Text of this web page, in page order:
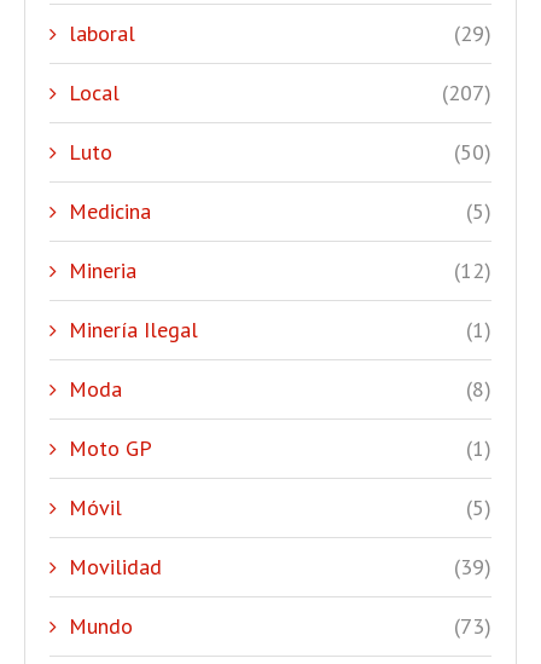
laboral (29)
Local (207)
Luto (50)
Medicina (5)
Mineria (12)
Minería Ilegal (1)
Moda (8)
Moto GP (1)
Móvil (5)
Movilidad (39)
Mundo (73)